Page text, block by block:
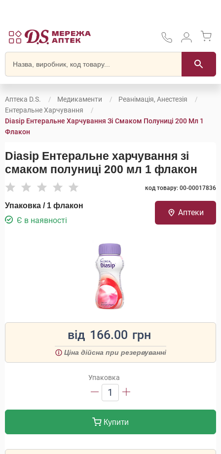
Аптека D.S. Медикаменти
Реанімація, Анестезія
Ентеральне Харчування
Diasip Ентеральне Харчування Зі Смаком Полуниці 200 Мл 1
Флакон
Diasip Ентеральне харчування зі
смаком полуниці 200 мл 1 флакон
код товару: 00-00017836
Упаковка / 1 флакон
Є в наявності
Аптеки
від 166.00 грн
Ціна дійсна при резервуванні
Упаковка
1
Купити